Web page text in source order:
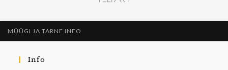
MÜÜGI JA TARNE INFO
Info